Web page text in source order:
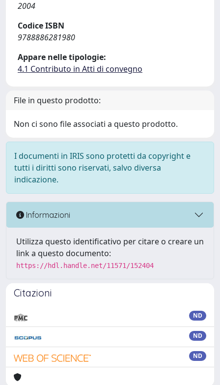
2004
Codice ISBN
9788886281980
Appare nelle tipologie:
4.1 Contributo in Atti di convegno
File in questo prodotto:
Non ci sono file associati a questo prodotto.
I documenti in IRIS sono protetti da copyright e
tutti i diritti sono riservati, salvo diversa
indicazione.
Informazioni
Utilizza questo identificativo per citare o creare un
link a questo documento:
https://hdl.handle.net/11571/152404
Citazioni
ND
ND
ND